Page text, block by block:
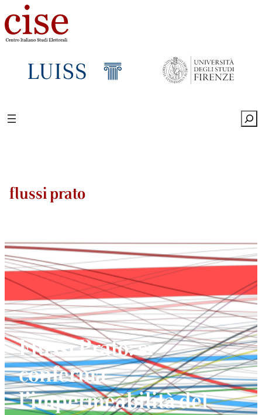
flussi prato
Flussi Prato: si
conferma
l’impermeabilità del